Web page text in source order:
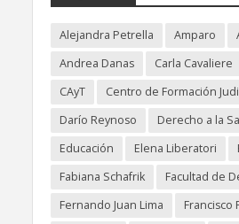
Alejandra Petrella Amparo
Andrea Danas
Carla Cavaliere
CAyT
Centro de Formación
Darío Reynoso
Derecho a la
Educación
Elena Liberatori
Fabiana Schafrik
Facultad de
Fernando Juan Lima
Francisco